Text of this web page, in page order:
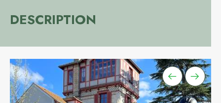
DESCRIPTION